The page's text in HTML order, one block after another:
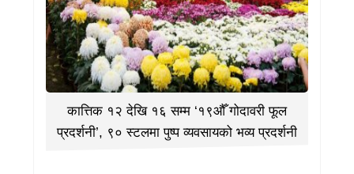
कात्तिक १२ देखि १६ सम्म ‘१९औँ गोदावरी फूल
प्रदर्शनी’, ९० स्टलमा पुष्प व्यवसायको भव्य प्रदर्शनी